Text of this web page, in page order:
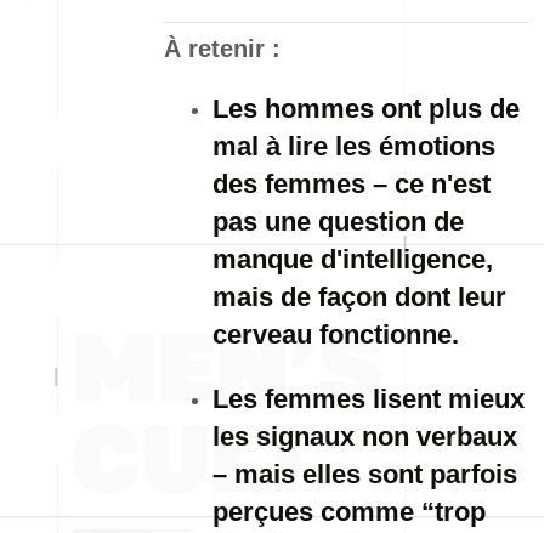
À retenir :
Les hommes ont plus de
mal à lire les émotions
des femmes – ce n'est
pas une question de
manque d'intelligence,
mais de façon dont leur
cerveau fonctionne.
Les femmes lisent mieux
les signaux non verbaux
– mais elles sont parfois
perçues comme “trop